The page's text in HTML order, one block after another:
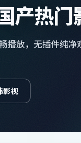
产热门
播放，无插件纯净
影视